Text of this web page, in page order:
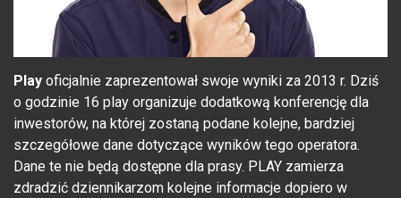
Play oficjalnie zaprezentował swoje wyniki za 2013 r. Dziś
o godzinie 16 play organizuje dodatkową konferencję dla
inwestorów, na której zostaną podane kolejne, bardziej
szczegółowe dane dotyczące wyników tego operatora.
Dane te nie będą dostępne dla prasy. PLAY zamierza
zdradzić dziennikarzom kolejne informacje dopiero w